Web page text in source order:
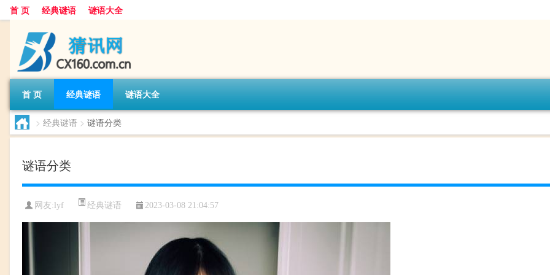
首 页 经典谜语 谜语大全
首 页 经典谜语 谜语大全
> 经典谜语 > 谜语分类
谜语分类
网友:lyf 经典谜语 2023-03-08 21:04:57